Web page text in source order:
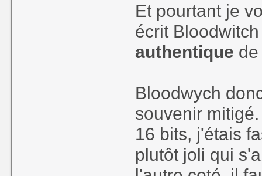
Et pourtant je
écrit
authentique
Bloodwych
souvenir
16 bits, j'étais
plutôt joli qui